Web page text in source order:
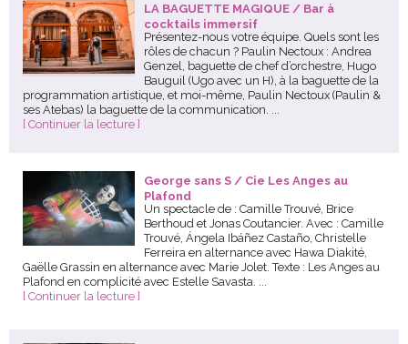
LA BAGUETTE MAGIQUE / Bar à
cocktails immersif
Présentez-nous votre équipe. Quels sont les
rôles de chacun ? Paulin Nectoux : Andrea
Genzel, baguette de chef d’orchestre, Hugo
Bauguil (Ugo avec un H), à la baguette de la
programmation artistique, et moi-même, Paulin Nectoux (Paulin &
ses Atebas) la baguette de la communication. ...
[ Continuer la lecture ]
George sans S / Cie Les Anges au
Plafond
Un spectacle de : Camille Trouvé, Brice
Berthoud et Jonas Coutancier. Avec : Camille
Trouvé, Ángela Ibáñez Castaño, Christelle
Ferreira en alternance avec Hawa Diakité,
Gaëlle Grassin en alternance avec Marie Jolet. Texte : Les Anges au
Plafond en complicité avec Estelle Savasta. ...
[ Continuer la lecture ]